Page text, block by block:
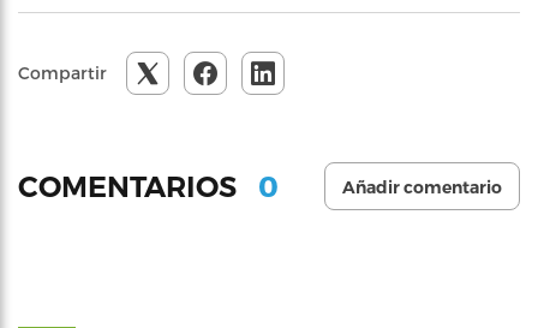
Compartir
COMENTARIOS 0 Añadir comentario